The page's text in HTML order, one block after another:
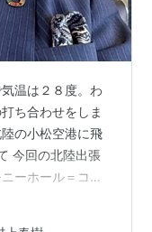
温は２８度。わ
ち合わせをしま
の小松空港に飛
今回の北陸出張
ーホール＝コミ
いに完成しま